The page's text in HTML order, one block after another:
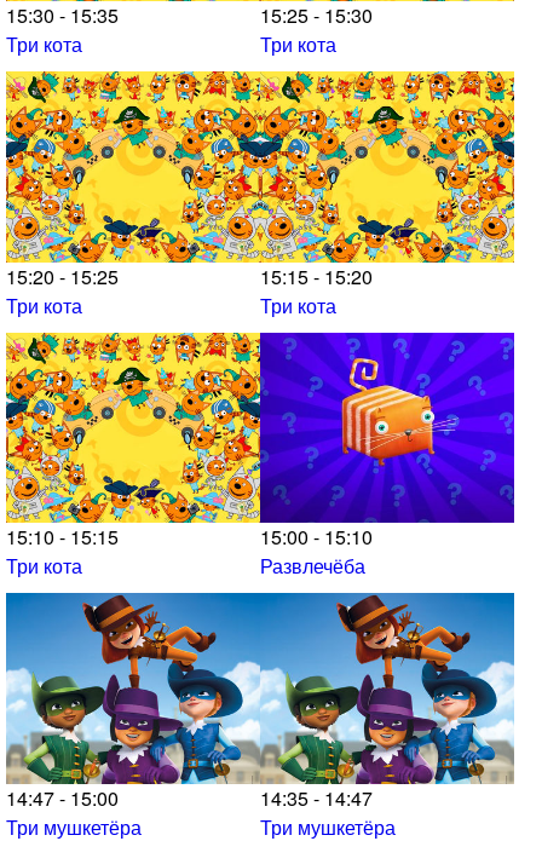
15:30 - 15:35
Три кота
15:25 - 15:30
Три кота
15:20 - 15:25
Три кота
15:15 - 15:20
Три кота
15:10 - 15:15
Три кота
15:00 - 15:10
Развлечёба
14:47 - 15:00
Три мушкетёра
14:35 - 14:47
Три мушкетёра